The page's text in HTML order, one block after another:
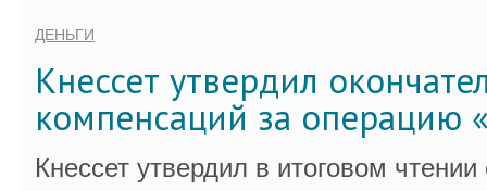
ДЕНЬГИ
Кнессет утвердил
компенсаций за операцию
Кнессет утвердил в итоговом